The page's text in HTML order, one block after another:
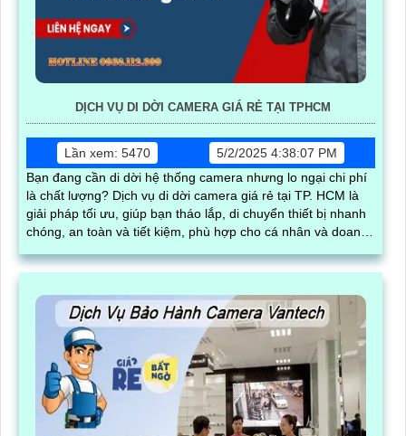
DỊCH VỤ DI DỜI CAMERA GIÁ RẺ TẠI TPHCM
Lần xem: 5470
5/2/2025 4:38:07 PM
Bạn đang cần di dời hệ thống camera nhưng lo ngại chi phí
là chất lượng? Dịch vụ di dời camera giá rẻ tại TP. HCM là
giải pháp tối ưu, giúp bạn tháo lắp, di chuyển thiết bị nhanh
chóng, an toàn và tiết kiệm, phù hợp cho cá nhân và doanh